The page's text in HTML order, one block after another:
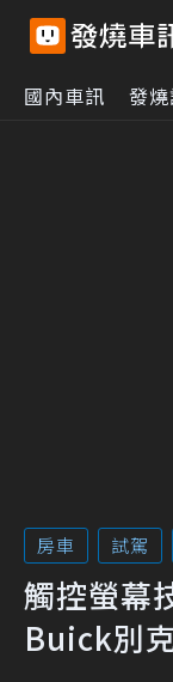
國內車訊 發
房車 試駕
觸控螢幕
Buick別